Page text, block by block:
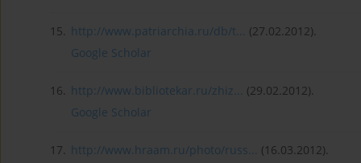
15. http://www.patriarchia.ru/db/t... (27.02.2012).
Google Scholar
16. http://www.bibliotekar.ru/zhiz... (29.02.2012).
Google Scholar
17. http://www.hraam.ru/photo/russ... (16.03.2012).